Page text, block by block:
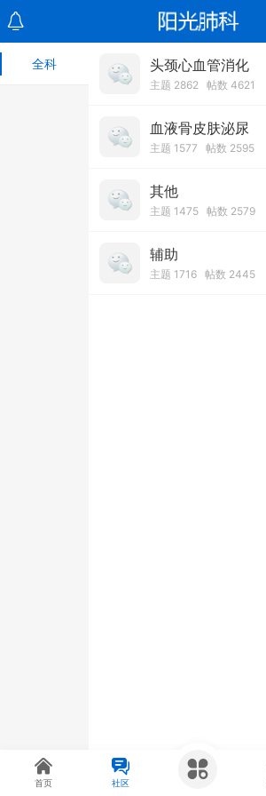
全科 头颈心血管消化
主题 2862 帖数 4621
血液骨皮肤泌尿
主题 1577 帖数 2595
其他
主题 1475 帖数 2579
辅助
主题 1716 帖数 2445
首页 社区